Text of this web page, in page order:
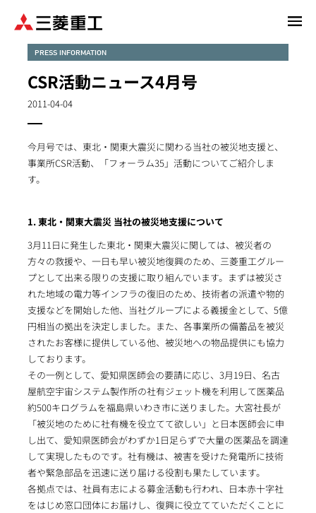
PRESS INFORMATION
CSR活動ニュース4月号
2011-04-04
今月号では、東北・関東大震災に関わる当社の被災地支援と、
事業所CSR活動、「フォーラム35」活動についてご紹介しま
す。
1. 東北・関東大震災 当社の被災地支援について
3月11日に発生した東北・関東大震災に関しては、被災者の
方々の救援や、一日も早い被災地復興のため、三菱重工グルー
プとして出来る限りの支援に取り組んでいます。まずは被災さ
れた地域の電力等インフラの復旧のため、技術者の派遣や物的
支援などを開始した他、当社グループによる義援金として、5億
円相当の拠出を決定しました。また、各事業所の備蓄品を被災
されたお客様に提供している他、被災地への物品提供にも協力
しております。
その一例として、愛知県医師会の要請に応じ、3月19日、名古
屋航空宇宙システム製作所の社有ジェット機を利用して医薬品
約500キログラムを福島県いわき市に送りました。大宮社長が
「被災地のために社有機を役立てて欲しい」と日本医師会に申
し出て、愛知県医師会がわずか1日足らずで大量の医薬品を調達
して実現したものです。社有機は、被害を受けた発電所に技術
者や緊急部品を迅速に送り届ける役割も果たしています。
各拠点では、社員有志による募金活動も行われ、日本赤十字社
をはじめ窓口団体にお届けし、復興に役立てていただくことに